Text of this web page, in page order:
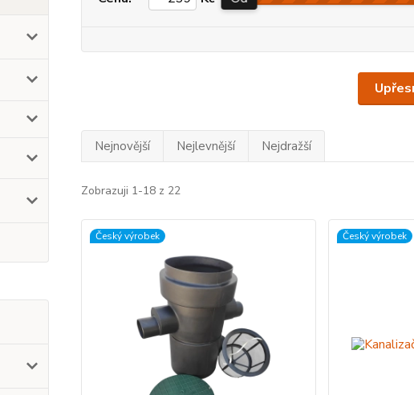
Nejnovější Nejlevnější Nejdražší
Zobrazuji 1-18 z 22
Český výrobek Český výrobek